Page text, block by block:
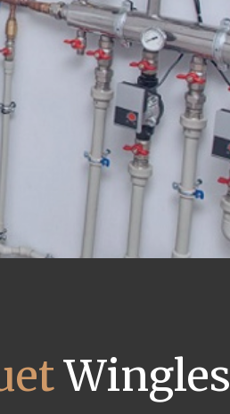
Wingles